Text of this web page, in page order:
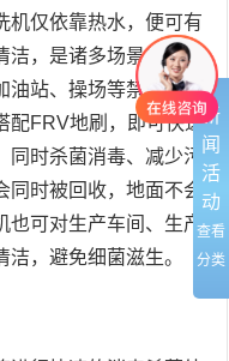
新
闻
活
动
查看
分类
机仅依靠热水，便可有
，是诸多场景的理想
油站、操场等禁止大量
配FRV地刷，即可快速
时杀菌消毒、减少污
时被回收，地面不会
也可对生产车间、生产
，避免细菌滋生。